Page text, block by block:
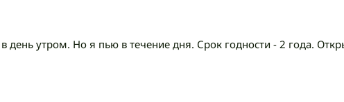
день утром. Но я пью в течение дня. Срок годности - 2 года.